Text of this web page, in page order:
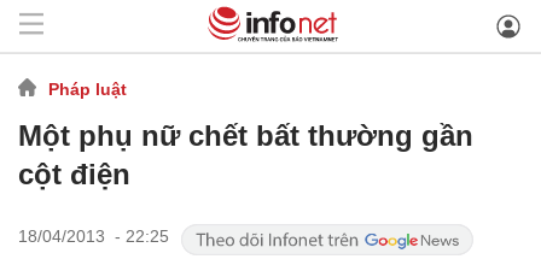
Pháp luật
Một phụ nữ chết bất thường gần
cột điện
18/04/2013 - 22:25